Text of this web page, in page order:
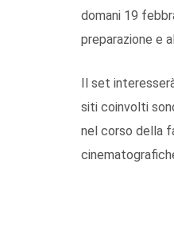
domani 19
preparazione e
Il set
siti coinvolti
nel corso della